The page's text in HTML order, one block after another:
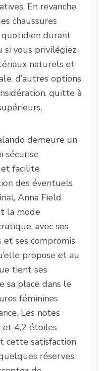
En revanche,
chaussures
durant
si vous privilégiez
naturels et
d’autres options
quitte à
demeure un
sécurise
et facilite
des éventuels
Anna Field
la mode
avec ses
ses compromis
propose et au
tient ses
sa place dans le
féminines
Les notes
et 4,2 étoiles
cette satisfaction
réserves